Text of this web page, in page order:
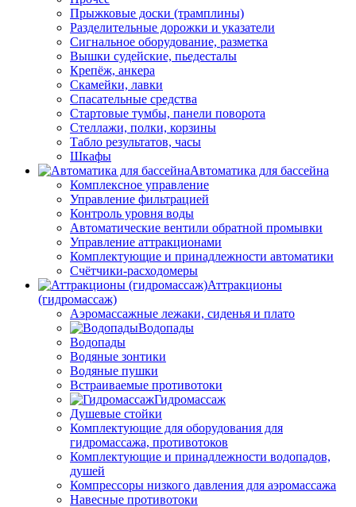
Прыжковые доски (трамплины)
Разделительные дорожки и указатели
Cигнальное оборудование, разметка
Вышки судейские, пьедесталы
Крепёж, анкера
Скамейки, лавки
Спасательные средства
Стартовые тумбы, панели поворота
Стеллажи, полки, корзины
Табло результатов, часы
Шкафы
Автоматика для бассейна
Комплексное управление
Управление фильтрацией
Контроль уровня воды
Автоматические вентили обратной промывки
Управление аттракционами
Комплектующие и принадлежности автоматики
Счётчики-расходомеры
Аттракционы
(гидромассаж)
Аэромассажные лежаки, сиденья и плато
Водопады
Водопады
Водяные зонтики
Водяные пушки
Встраиваемые противотоки
Гидромассаж
Душевые стойки
Комплектующие для оборудования для
гидромассажа, противотоков
Комплектующие и принадлежности водопадов,
душей
Компрессоры низкого давления для аэромассажа
Навесные противотоки